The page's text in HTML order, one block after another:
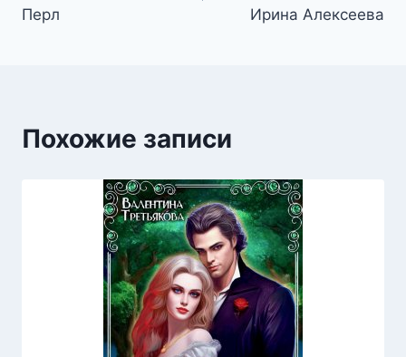
записям
Перл
Ирина Алексеева
Похожие записи